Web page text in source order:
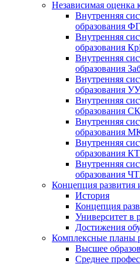
Независимая оценка
Внутренняя
образования
Внутренняя
образования
Внутренняя
образования
Внутренняя
образования
Внутренняя
образования
Внутренняя
образования
Внутренняя
образования
Внутренняя
образования
Концепция развития
История
Концепция
Университет в
Достижения
Комплексные планы
Высшее
Среднее